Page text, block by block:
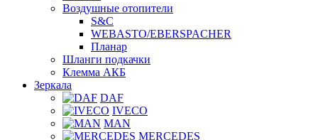
Воздушные отопители
S&C
WEBASTO/EBERSPACHER
Планар
Шланги подкачки
Клемма АКБ
Зеркала
DAF
IVECO
MAN
MERCEDES